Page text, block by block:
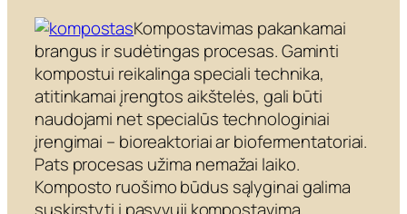
Kompostavimas pakankamai
brangus ir sudėtingas procesas. Gaminti
kompostui reikalinga speciali technika,
atitinkamai įrengtos aikštelės, gali būti
naudojami net specialūs technologiniai
įrengimai – bioreaktoriai ar biofermentatoriai.
Pats procesas užima nemažai laiko.
Komposto ruošimo būdus sąlyginai galima